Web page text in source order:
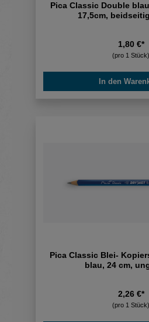
Pica Classic Double
17,5cm,
1,80 €*
(pro 1 Stück)
In den
Pica Classic Blei-
blau, 24 cm,
2,26 €*
(pro 1 Stück)